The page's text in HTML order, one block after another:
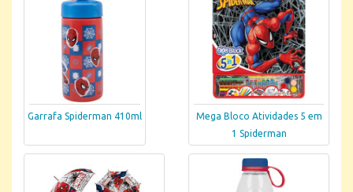
Garrafa Spiderman 410ml
Mega Bloco Atividades 5 em
1 Spiderman